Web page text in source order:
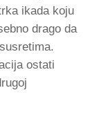
ikada koju
drago da
ostati